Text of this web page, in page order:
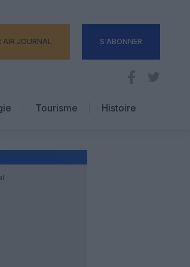
AIR JOURNAL S'ABONNER
Tourisme
Hôtellerie
Histoire